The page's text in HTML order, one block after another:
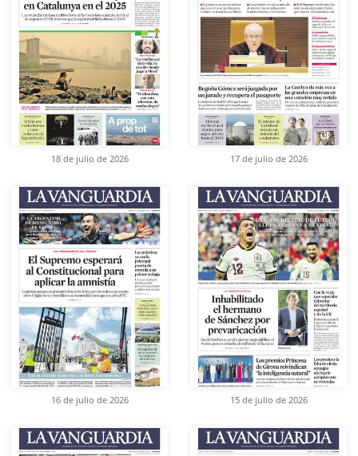
18 de julio de 2026 17 de julio de 2026
16 de julio de 2026 15 de julio de 2026